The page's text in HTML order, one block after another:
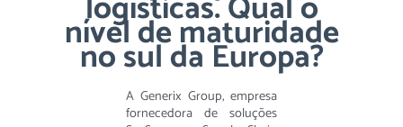
nível de maturidade
no sul da Europa?
A Generix Group, empresa
fornecedora de soluções